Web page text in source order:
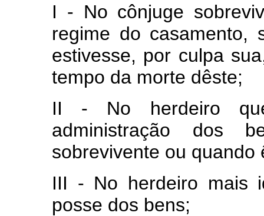
I - No cônjuge
regime do casamento,
estivesse, por culpa
tempo da morte dêste;
II - No herdeiro
administração dos
sobrevivente ou
III - No herdeiro mais
posse dos bens;